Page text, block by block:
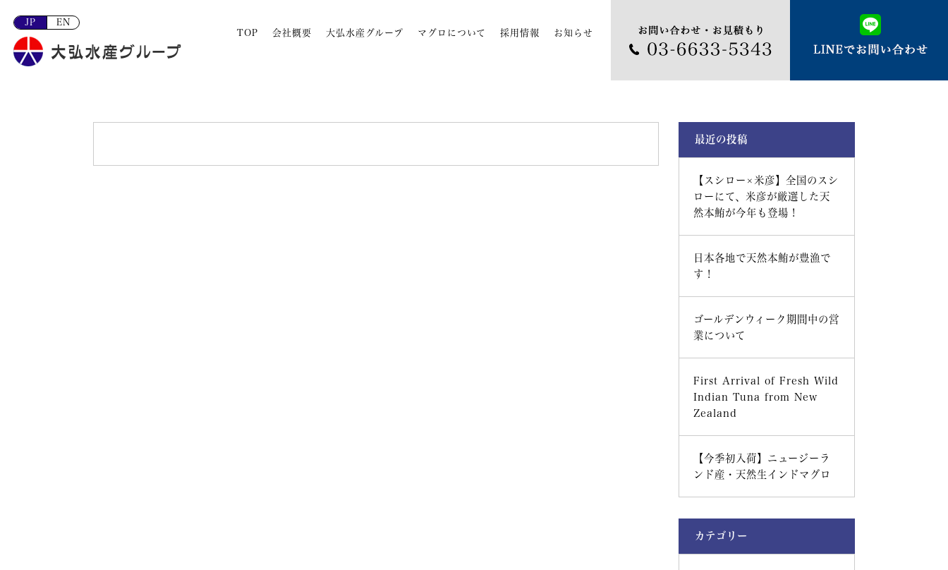
JP
EN
TOP
会社概要 大弘水産グループ マグロについて 採用情報 お知らせ
最近の投稿
【スシロー×米彦】全国のスシ
ローにて、米彦が厳選した天
然本鮪が今年も登場！
日本各地で天然本鮪が豊漁で
す！
ゴールデンウィーク期間中の営
業について
First Arrival of Fresh Wild
Indian Tuna from New
Zealand
【今季初入荷】ニュージーラ
ンド産・天然生インドマグロ
カテゴリー